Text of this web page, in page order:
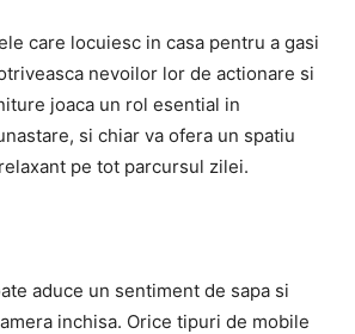
care locuiesc in casa pentru a gasi
nevoilor lor de actionare si
joaca un rol esential in
si chiar va ofera un spatiu
pe tot parcursul zilei.
aduce un sentiment de sapa si
inchisa. Orice tipuri de mobile